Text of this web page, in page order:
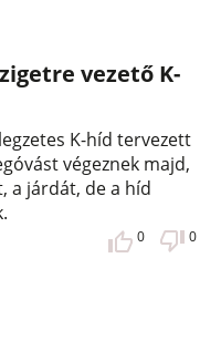
vezető K-
K-híd tervezett
végeznek majd,
a járdát, de a híd
0 0